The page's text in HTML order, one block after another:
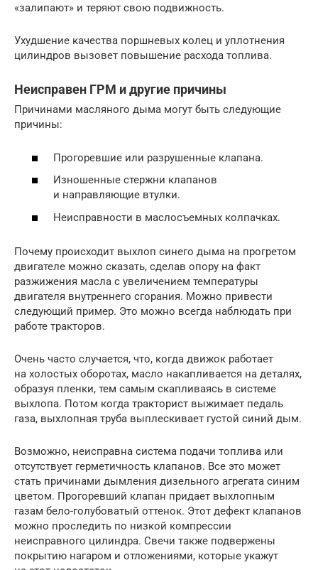
«залипают» и теряют свою подвижность.
Ухудшение качества поршневых колец и уплотнения
цилиндров вызовет повышение расхода топлива.
Неисправен ГРМ и другие причины
Причинами масляного дыма могут быть следующие
причины:
Прогоревшие или разрушенные клапана.
Изношенные стержни клапанов
и направляющие втулки.
Неисправности в маслосъемных колпачках.
Почему происходит выхлоп синего дыма на прогретом
двигателе можно сказать, сделав опору на факт
разжижения масла с увеличением температуры
двигателя внутреннего сгорания. Можно привести
следующий пример. Это можно всегда наблюдать при
работе тракторов.
Очень часто случается, что, когда движок работает
на холостых оборотах, масло накапливается на деталях,
образуя пленки, тем самым скапливаясь в системе
выхлопа. Потом когда тракторист выжимает педаль
газа, выхлопная труба выплескивает густой синий дым.
Возможно, неисправна система подачи топлива или
отсутствует герметичность клапанов. Все это может
стать причинами дымления дизельного агрегата синим
цветом. Прогоревший клапан придает выхлопным
газам бело-голубоватый оттенок. Этот дефект клапанов
можно проследить по низкой компрессии
неисправного цилиндра. Свечи также подвержены
покрытию нагаром и отложениями, которые укажут